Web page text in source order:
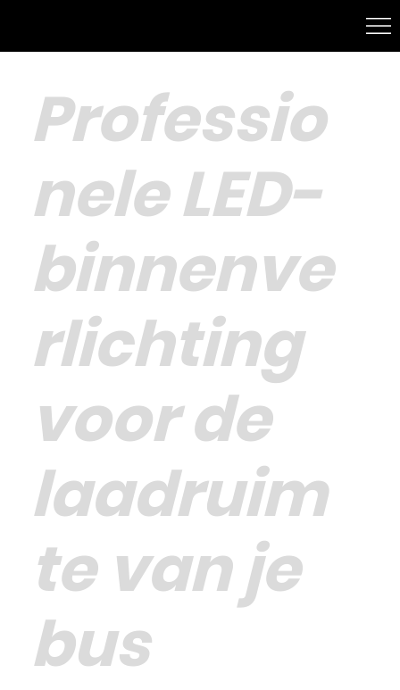
Professio
nele LED-
binnenve
rlichting
voor de
laadruim
te van je
bus